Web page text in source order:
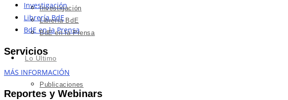
Investigación
Librería BdE
BdE en la Prensa
Lo Último
Publicaciones
Investigación
Librería BdE
BdE en la Prensa
Servicios
MÁS INFORMACIÓN
Reportes y Webinars